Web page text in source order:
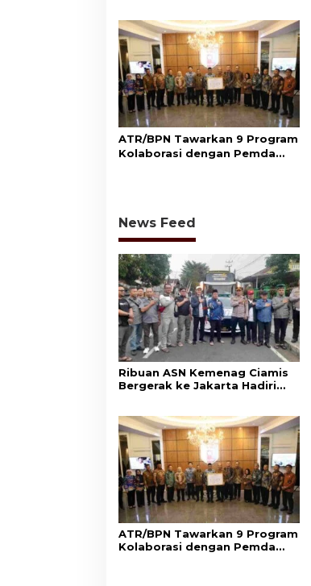
ATR/BPN Tawarkan 9 Program
Kolaborasi dengan Pemda
News Feed
Ribuan ASN Kemenag Ciamis
Bergerak ke Jakarta Hadiri
ATR/BPN Tawarkan 9 Program
Kolaborasi dengan Pemda